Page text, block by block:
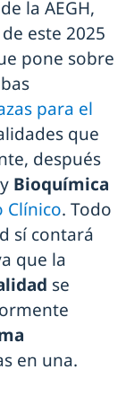
la AEGH,
este 2025
pone sobre
para el
que
después
y Bioquímica
Clínico. Todo
sí contará
que la
se
en una.